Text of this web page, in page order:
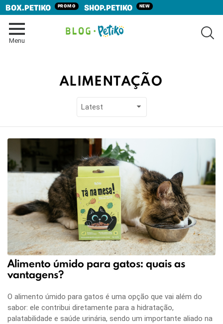
BOX.PETIKO PROMO SHOP.PETIKO NEW
Menu
ALIMENTAÇÃO
LATEST
STORIES
Alimento úmido para gatos: quais as
vantagens?
O alimento úmido para gatos é uma opção que vai além do
sabor: ele contribui diretamente para a hidratação,
palatabilidade e saúde urinária, sendo um importante aliado na